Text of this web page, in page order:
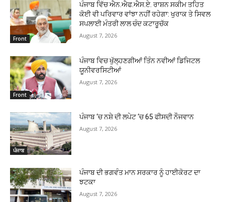
Front
ਪੰਜਾਬ ਵਿੱਚ ਐਨ.ਐਫ.ਐਸ.ਏ. ਰਾਸ਼ਨ ਸਕੀਮ ਤਹਿਤ
ਕੋਈ ਵੀ ਪਰਿਵਾਰ ਵਾਂਝਾ ਨਹੀਂ ਰਹੇਗਾ: ਖੁਰਾਕ ਤੇ ਸਿਵਲ
ਸਪਲਾਈ ਮੰਤਰੀ ਲਾਲ ਚੰਦ ਕਟਾਰੂਚੱਕ
August 7, 2026
Front
ਪੰਜਾਬ ਵਿਚ ਖੁੱਲ੍ਹਣਗੀਆਂ ਤਿੰਨ ਨਵੀਆਂ ਡਿਜਿਟਲ
ਯੂਨੀਵਰਸਿਟੀਆਂ
August 7, 2026
ਪੰਜਾਬ
ਪੰਜਾਬ ‘ਚ ਨਸ਼ੇ ਦੀ ਲਪੇਟ ‘ਚ 65 ਫੀਸਦੀ ਨੌਜਵਾਨ
August 7, 2026
ਪੰਜਾਬ ਦੀ ਭਗਵੰਤ ਮਾਨ ਸਰਕਾਰ ਨੂੰ ਹਾਈਕੋਰਟ ਦਾ
ਝਟਕਾ
August 7, 2026